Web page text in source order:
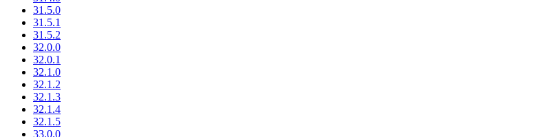
31.5.0
31.5.1
31.5.2
32.0.0
32.0.1
32.1.0
32.1.2
32.1.3
32.1.4
32.1.5
33.0.0